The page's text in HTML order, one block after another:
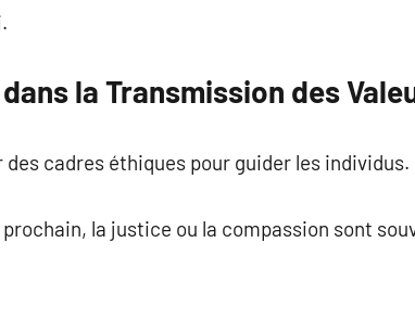
la Transmission des
cadres éthiques pour guider les individus.
prochain, la justice ou la compassion sont